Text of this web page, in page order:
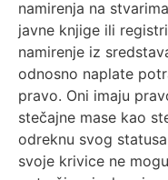
namirenja na
javne knjige ili
namirenje iz
odnosno naplate
pravo. Oni imaju
stečajne mase kao
odreknu svog
svoje krivice ne